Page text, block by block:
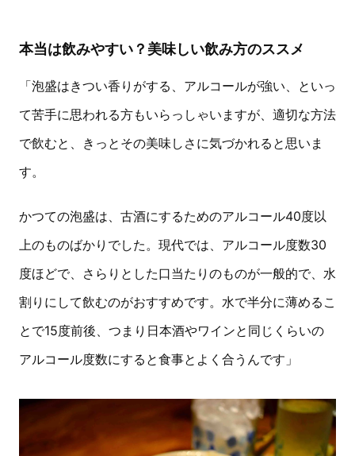
本当は飲みやすい？美味しい飲み方のススメ
「泡盛はきつい香りがする、アルコールが強い、といっ
て苦手に思われる方もいらっしゃいますが、適切な方法
で飲むと、きっとその美味しさに気づかれると思いま
す。
かつての泡盛は、古酒にするためのアルコール40度以
上のものばかりでした。現代では、アルコール度数30
度ほどで、さらりとした口当たりのものが一般的で、水
割りにして飲むのがおすすめです。水で半分に薄めるこ
とで15度前後、つまり日本酒やワインと同じくらいの
アルコール度数にすると食事とよく合うんです」